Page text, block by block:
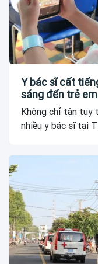
Y bác sĩ cất
sáng đến trẻ
Không chỉ tận tụy
nhiều y bác sĩ tại